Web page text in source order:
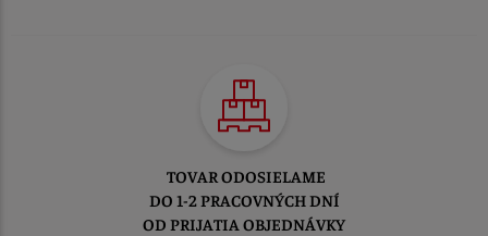
TOVAR ODOSIELAME
DO 1-2 PRACOVNÝCH DNÍ
OD PRIJATIA OBJEDNÁVKY